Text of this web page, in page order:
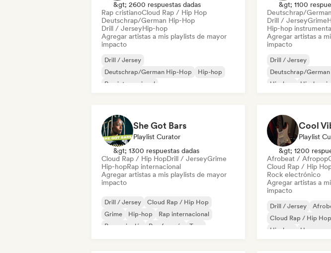
&gt; 2600 respuestas dadas
Rap cristianoCloud Rap / Hip Hop
Deutschrap/German Hip-Hop
Drill / JerseyHip-hop
Agregar artistas a mis playlists de mayor
impacto
Drill / Jersey
Deutschrap/German Hip-Hop
Hip-hop
Rap internacional
&gt; 1100
Deutschrap/
Drill / JerseyGrime
Hip-hop
Agregar artistas a
impacto
Drill / Jersey
Deutschrap/
Hip-hop
Hip-hop
She Got Bars
Playlist Curator
&gt; 1300 respuestas dadas
Cloud Rap / Hip HopDrill / JerseyGrime
Hip-hopRap internacional
Agregar artistas a mis playlists de mayor
impacto
Drill / Jersey
Cloud Rap / Hip Hop
Grime
Hip-hop
Rap internacional
Rap en inglés
Rap francés Trap
Cool
Playlist
&gt; 1200
Afrobeat / Afropop
Cloud Rap / Hip
Rock electrónico
Agregar artistas a
impacto
Drill / Jersey
Cloud Rap / Hip Hop
Hip-hop
Hyperpop